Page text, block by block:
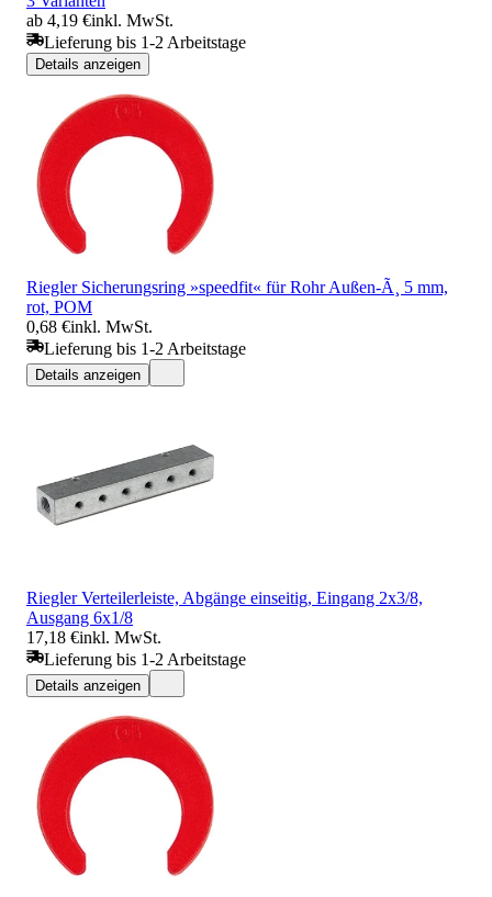
ab 4,19 €inkl. MwSt.
Lieferung bis 1-2 Arbeitstage
Details anzeigen
Riegler Sicherungsring »speedfit« für Rohr Außen-Ã¸ 5 mm,
rot, POM
0,68 €inkl. MwSt.
Lieferung bis 1-2 Arbeitstage
Details anzeigen
Riegler Verteilerleiste, Abgänge einseitig, Eingang 2x3/8,
Ausgang 6x1/8
17,18 €inkl. MwSt.
Lieferung bis 1-2 Arbeitstage
Details anzeigen